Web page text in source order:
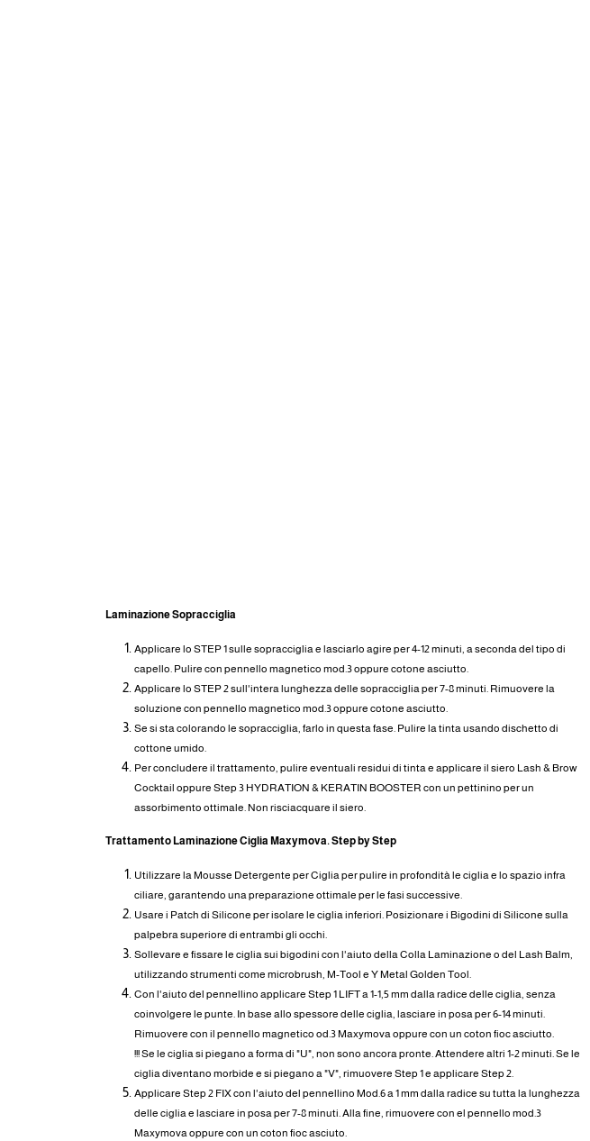
Laminazione Sopracciglia
Applicare lo STEP 1 sulle sopracciglia e lasciarlo agire per 4-12 minuti, a seconda del tipo di
capello. Pulire con pennello magnetico mod.3 oppure cotone asciutto.
Applicare lo STEP 2 sull'intera lunghezza delle sopracciglia per 7-8 minuti. Rimuovere la
soluzione con pennello magnetico mod.3 oppure cotone asciutto.
Se si sta colorando le sopracciglia, farlo in questa fase. Pulire la tinta usando dischetto di
cottone umido.
Per concludere il trattamento, pulire eventuali residui di tinta e applicare il siero Lash & Brow
Cocktail oppure Step 3 HYDRATION & KERATIN BOOSTER con un pettinino per un
assorbimento ottimale. Non risciacquare il siero.
Trattamento Laminazione Ciglia Maxymova. Step by Step
Utilizzare la Mousse Detergente per Ciglia per pulire in profondità le ciglia e lo spazio infra
ciliare, garantendo una preparazione ottimale per le fasi successive.
Usare i Patch di Silicone per isolare le ciglia inferiori. Posizionare i Bigodini di Silicone sulla
palpebra superiore di entrambi gli occhi.
Sollevare e fissare le ciglia sui bigodini con l'aiuto della Colla Laminazione o del Lash Balm,
utilizzando strumenti come microbrush, M-Tool e Y Metal Golden Tool.
Con l'aiuto del pennellino applicare Step 1 LIFT a 1-1,5 mm dalla radice delle ciglia, senza
coinvolgere le punte. In base allo spessore delle ciglia, lasciare in posa per 6-14 minuti.
Rimuovere con il pennello magnetico od.3 Maxymova oppure con un coton fioc asciutto.
!!! Se le ciglia si piegano a forma di "U", non sono ancora pronte. Attendere altri 1-2 minuti. Se le
ciglia diventano morbide e si piegano a "V", rimuovere Step 1 e applicare Step 2.
Applicare Step 2 FIX con l'aiuto del pennellino Mod.6 a 1 mm dalla radice su tutta la lunghezza
delle ciglia e lasciare in posa per 7-8 minuti. Alla fine, rimuovere con el pennello mod.3
Maxymova oppure con un coton fioc asciuto.